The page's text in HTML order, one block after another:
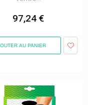
97,24 €
AU PANIER